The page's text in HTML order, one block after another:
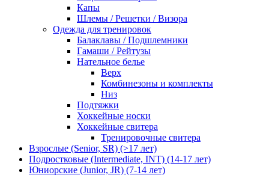
Капы
Шлемы / Решетки / Визора
Одежда для тренировок
Балаклавы / Подшлемники
Гамаши / Рейтузы
Нательное белье
Верх
Комбинезоны и комплекты
Низ
Подтяжки
Хоккейные носки
Хоккейные свитера
Тренировочные свитера
Взрослые (Senior, SR) (>17 лет)
Подростковые (Intermediate, INT) (14-17 лет)
Юниорские (Junior, JR) (7-14 лет)